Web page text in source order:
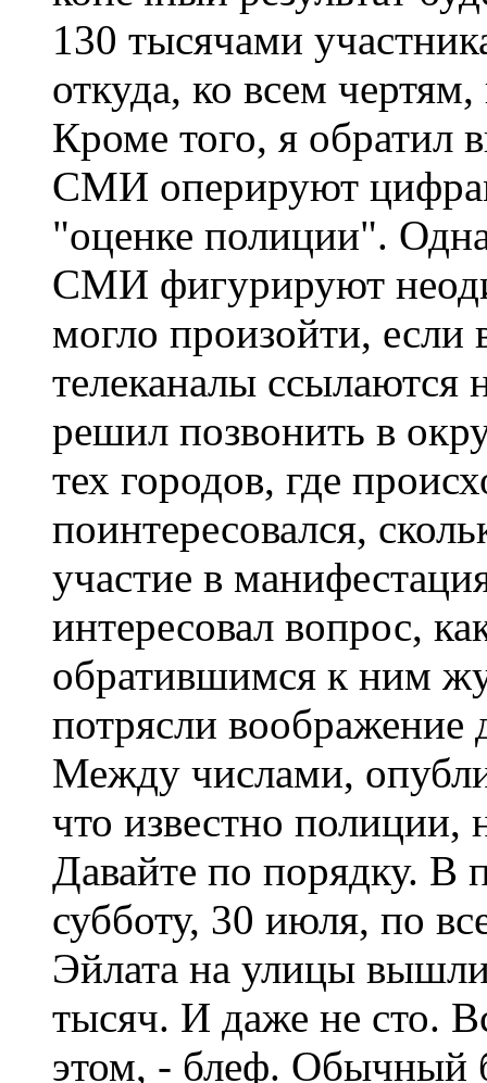
130 тысячами
откуда, ко всем
Кроме того, я обратил
СМИ оперируют
"оценке полиции".
СМИ фигурируют
могло произойти, если
телеканалы
решил позвонить в
тех городов, где
поинтересовался,
участие в
интересовал вопрос,
обратившимся к ним
потрясли воображение
Между числами,
что известно полиции,
Давайте по порядку. В
субботу, 30 июля, по
Эйлата на улицы
тысяч. И даже не сто.
этом, - блеф. Обычный